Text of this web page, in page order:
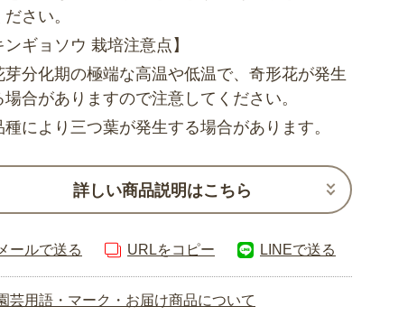
さい。
ンギョソウ 栽培注意点】
芽分化期の極端な高温や低温で、奇形花が発生
場合がありますので注意してください。
種により三つ葉が発生する場合があります。
詳しい商品説明はこちら
メールで送る URLをコピー LINEで送る
芸用語・マーク・お届け商品について